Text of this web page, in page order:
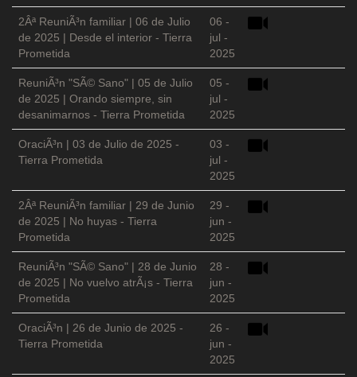
2Âª ReuniÃ³n familiar | 06 de Julio
de 2025 | Desde el interior - Tierra
Prometida
06 -
jul -
2025
ReuniÃ³n "SÃ© Sano" | 05 de Julio
de 2025 | Orando siempre, sin
desanimarnos - Tierra Prometida
05 -
jul -
2025
OraciÃ³n | 03 de Julio de 2025 -
Tierra Prometida
03 -
jul -
2025
2Âª ReuniÃ³n familiar | 29 de Junio
de 2025 | No huyas - Tierra
Prometida
29 -
jun -
2025
ReuniÃ³n "SÃ© Sano" | 28 de Junio
de 2025 | No vuelvo atrÃ¡s - Tierra
Prometida
28 -
jun -
2025
OraciÃ³n | 26 de Junio de 2025 -
Tierra Prometida
26 -
jun -
2025